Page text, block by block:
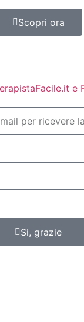
Scopri ora
Si, grazie